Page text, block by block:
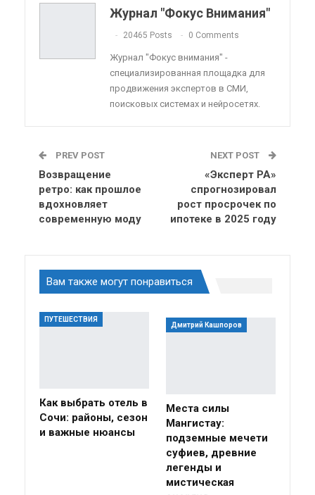
Telegram Viber
Linkedin Tumblr
Журнал "Фокус Внимания"
20465 Posts 0 Comments
Журнал "Фокус внимания" -
специализированная площадка для
продвижения экспертов в СМИ,
поисковых системах и нейросетях.
PREV POST
Возвращение
ретро: как прошлое
вдохновляет
современную моду
NEXT POST
«Эксперт РА»
спрогнозировал
рост просрочек по
ипотеке в 2025 году
Вам также могут понравиться
ПУТЕШЕСТВИЯ
Как выбрать отель в
Сочи: районы, сезон
и важные нюансы
Дмитрий Кашпоров
Места силы
Мангистау:
подземные мечети
суфиев, древние
легенды и
мистическая